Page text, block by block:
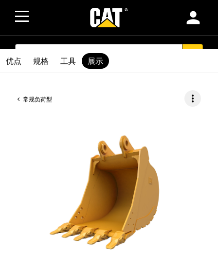
person
SEARCH
常规负荷型 more_vert
优点 规格 工具 展示